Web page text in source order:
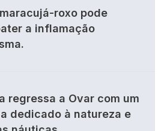
roxo pode
a inflamação
regressa a Ovar com um
dedicado à natureza e